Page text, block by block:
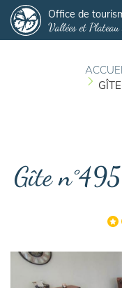
Office de
Vallées et Plateau
Gîte
Panneau de gestion